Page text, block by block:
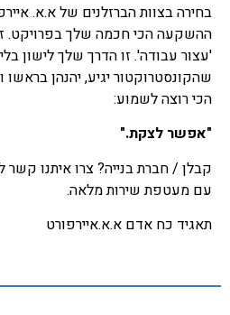
בחירה בצוות הברזלנים של א.א.
ההשקעה הכי חכמה שלך בפרויקט.
'עצור עבודה'. זו הדרך שלך לישון
שהקונסטרוקטור יגיע, יהנהן
הכי רוצה לשמוע:
"אפשר לצקת."
קבלן / חברת בנייה? צרו איתנו קשר
עם מעטפת שירות מלאה.
תאגיד כח אדם א.א.איירפורט